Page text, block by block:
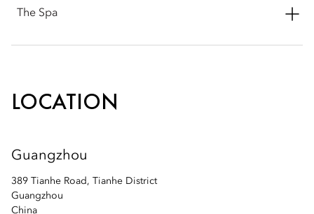
The Spa
LOCATION
Guangzhou
389 Tianhe Road, Tianhe District
Guangzhou
China